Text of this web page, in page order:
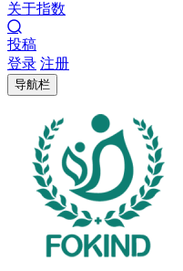
关于指数
投稿
登录 注册
导航栏